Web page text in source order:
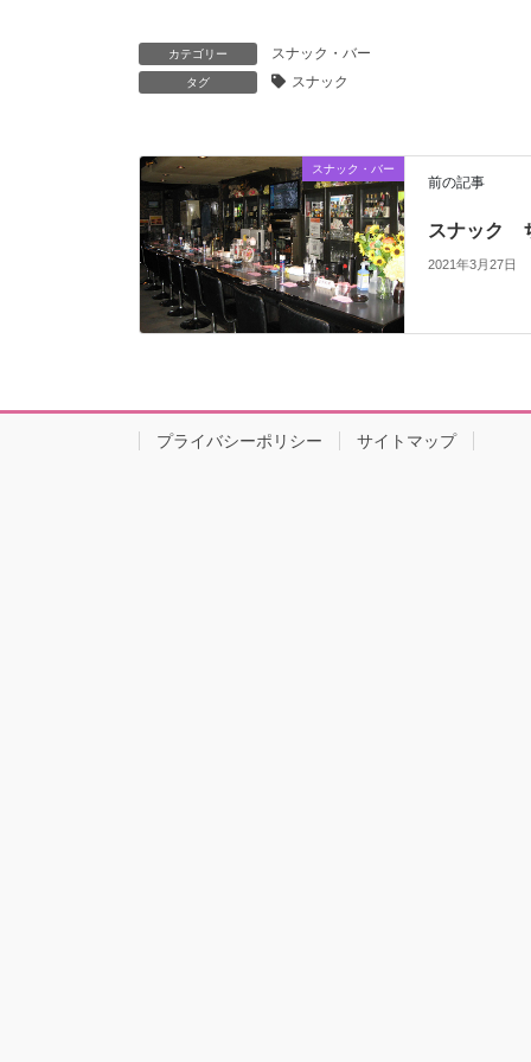
カテゴリー スナック・バー
タグ スナック
スナック・バー
前の記事
スナック
2021年3月27日
プライバシーポリシー サイトマップ